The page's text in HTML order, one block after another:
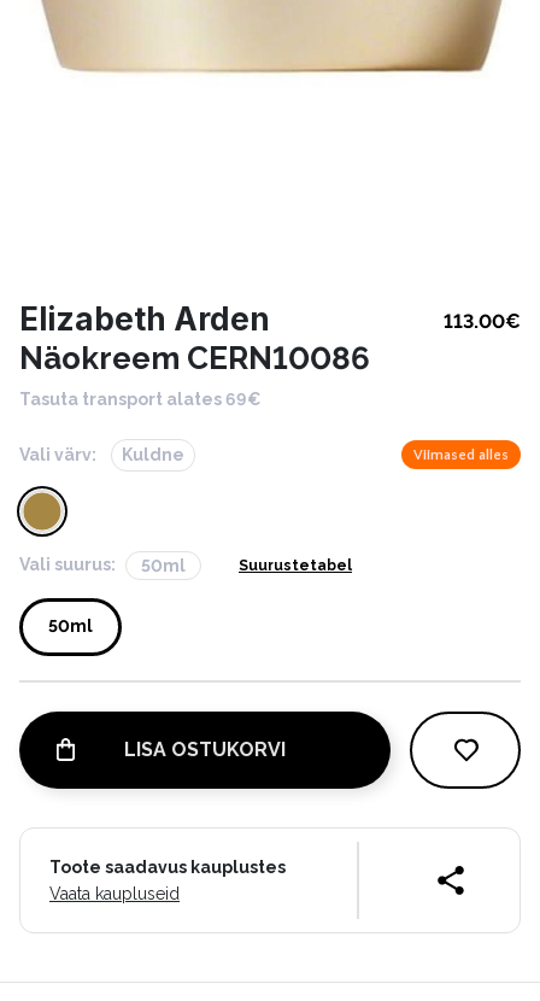
Elizabeth Arden 113.00€
Näokreem CERN10086
Tasuta transport alates 69€
Vali värv: Kuldne Viimased alles
Vali suurus: 50ml Suurustetabel
50ml
LISA OSTUKORVI
Toote saadavus kauplustes
Vaata kaupluseid